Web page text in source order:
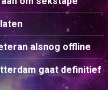
alsnog offline
gaat definitief